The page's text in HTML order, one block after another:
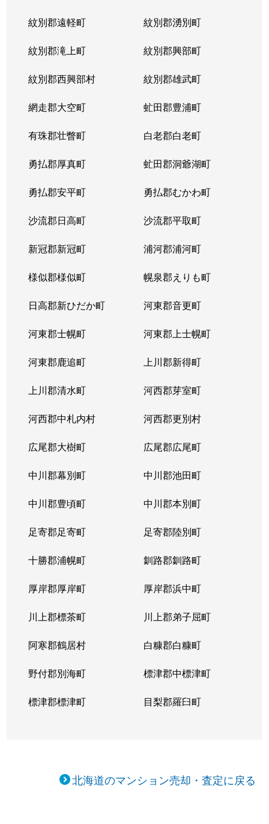
紋別郡遠軽町 紋別郡湧別町
紋別郡滝上町 紋別郡興部町
紋別郡西興部村 紋別郡雄武町
網走郡大空町 虻田郡豊浦町
有珠郡壮瞥町 白老郡白老町
勇払郡厚真町 虻田郡洞爺湖町
勇払郡安平町 勇払郡むかわ町
沙流郡日高町 沙流郡平取町
新冠郡新冠町 浦河郡浦河町
様似郡様似町 幌泉郡えりも町
日高郡新ひだか町 河東郡音更町
河東郡士幌町 河東郡上士幌町
河東郡鹿追町 上川郡新得町
上川郡清水町 河西郡芽室町
河西郡中札内村 河西郡更別村
広尾郡大樹町 広尾郡広尾町
中川郡幕別町 中川郡池田町
中川郡豊頃町 中川郡本別町
足寄郡足寄町 足寄郡陸別町
十勝郡浦幌町 釧路郡釧路町
厚岸郡厚岸町 厚岸郡浜中町
川上郡標茶町 川上郡弟子屈町
阿寒郡鶴居村 白糠郡白糠町
野付郡別海町 標津郡中標津町
標津郡標津町 目梨郡羅臼町
北海道のマンション売却・査定に戻る